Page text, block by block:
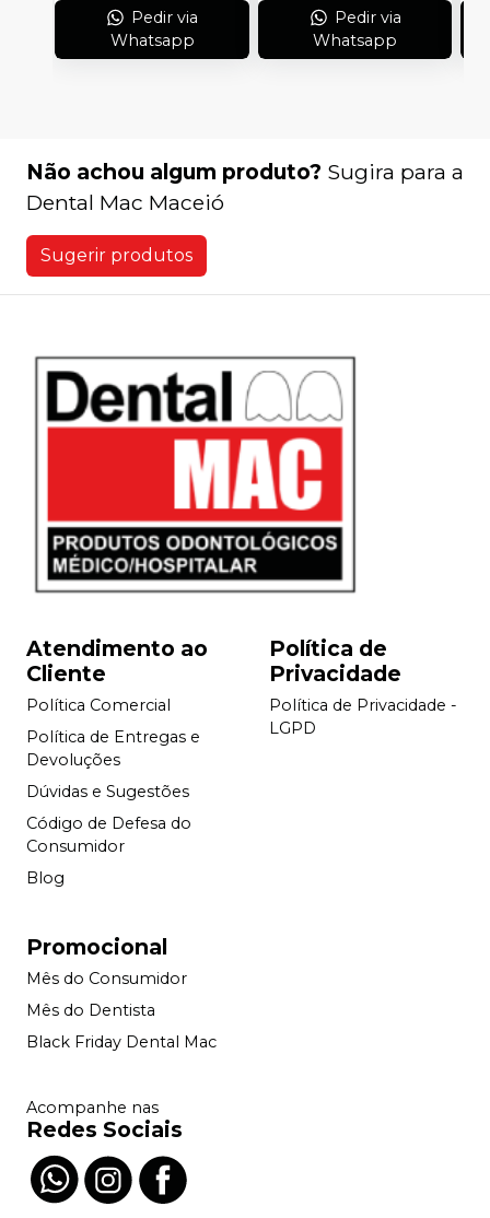
Pedir via
Whatsapp
Pedir via
Whatsapp
Não achou algum produto? Sugira para a
Dental Mac Maceió
Sugerir produtos
Atendimento ao
Cliente
Política Comercial
Política de Entregas e
Devoluções
Dúvidas e Sugestões
Código de Defesa do
Consumidor
Blog
Política de
Privacidade
Política de Privacidade -
LGPD
Promocional
Mês do Consumidor
Mês do Dentista
Black Friday Dental Mac
Acompanhe nas
Redes Sociais